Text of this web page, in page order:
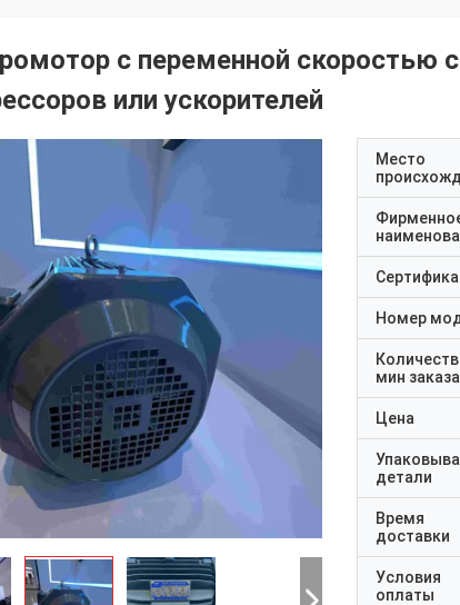
с переменной скоростью
или ускорителей
Место
Номер
мин заказа
Цена
детали
Время
доставки
Условия
оплаты